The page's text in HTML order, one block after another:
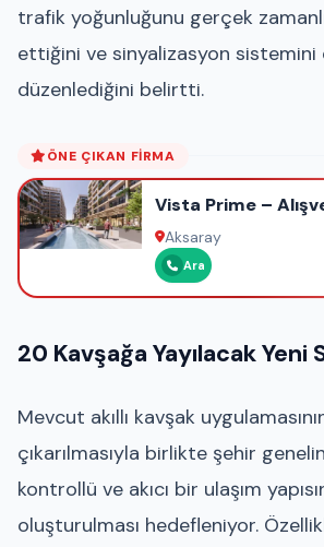
trafik yoğunluğunu gerçek
ettiğini ve sinyalizasyon
düzenlediğini belirtti.
ÖNE ÇIKAN FIRMA
Vista Prime –
– Ofis – Otel –
Aksaray
Ara
20 Kavşağa Yayılacak Yeni
Mevcut akıllı kavşak
çıkarılmasıyla birlikte şehir
kontrollü ve akıcı bir ulaşım
oluşturulması hedefleniyor.